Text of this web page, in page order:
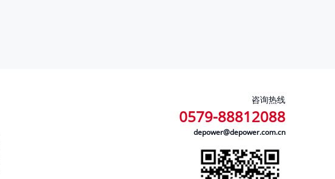
咨询热线
0579-88812088
depower@depower.com.cn